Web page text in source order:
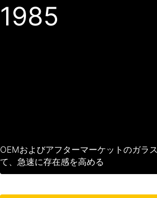
1985
OEMおよびアフターマーケットのガラ
て、急速に存在感を高める